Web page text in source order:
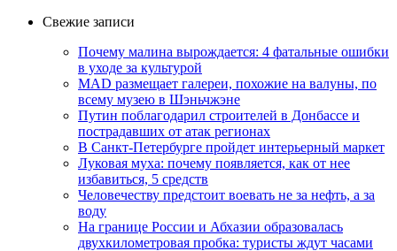
Свежие записи
Почему малина вырождается: 4 фатальные ошибки
в уходе за культурой
MAD размещает галереи, похожие на валуны, по
всему музею в Шэньчжэне
Путин поблагодарил строителей в Донбассе и
пострадавших от атак регионах
В Санкт-Петербурге пройдет интерьерный маркет
Луковая муха: почему появляется, как от нее
избавиться, 5 средств
Человечеству предстоит воевать не за нефть, а за
воду
На границе России и Абхазии образовалась
двухкилометровая пробка: туристы ждут часами